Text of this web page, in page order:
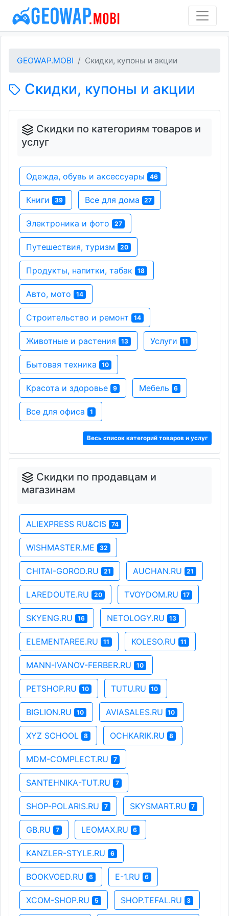
GEOWAP.MOBI Скидки, купоны и акции
Скидки, купоны и акции
Скидки по категориям товаров и
услуг
Одежда, обувь и аксессуары 46
Книги 39 Все для дома 27
Электроника и фото 27
Путешествия, туризм 20
Продукты, напитки, табак 18
Авто, мото 14
Строительство и ремонт 14
Животные и растения 13 Услуги 11
Бытовая техника 10
Красота и здоровье 9 Мебель 6
Все для офиса 1
Весь список категорий товаров и услуг
Скидки по продавцам и
магазинам
ALIEXPRESS RU&CIS 74
WISHMASTER.ME 32
CHITAI-GOROD.RU 21 AUCHAN.RU 21
LAREDOUTE.RU 20 TVOYDOM.RU 17
SKYENG.RU 16 NETOLOGY.RU 13
ELEMENTAREE.RU 11 KOLESO.RU 11
MANN-IVANOV-FERBER.RU 10
PETSHOP.RU 10 TUTU.RU 10
BIGLION.RU 10 AVIASALES.RU 10
XYZ SCHOOL 8 OCHKARIK.RU 8
MDM-COMPLECT.RU 7
SANTEHNIKA-TUT.RU 7
SHOP-POLARIS.RU 7 SKYSMART.RU 7
GB.RU 7 LEOMAX.RU 6
KANZLER-STYLE.RU 6
BOOKVOED.RU 6 E-1.RU 6
XCOM-SHOP.RU 5 SHOP.TEFAL.RU 3